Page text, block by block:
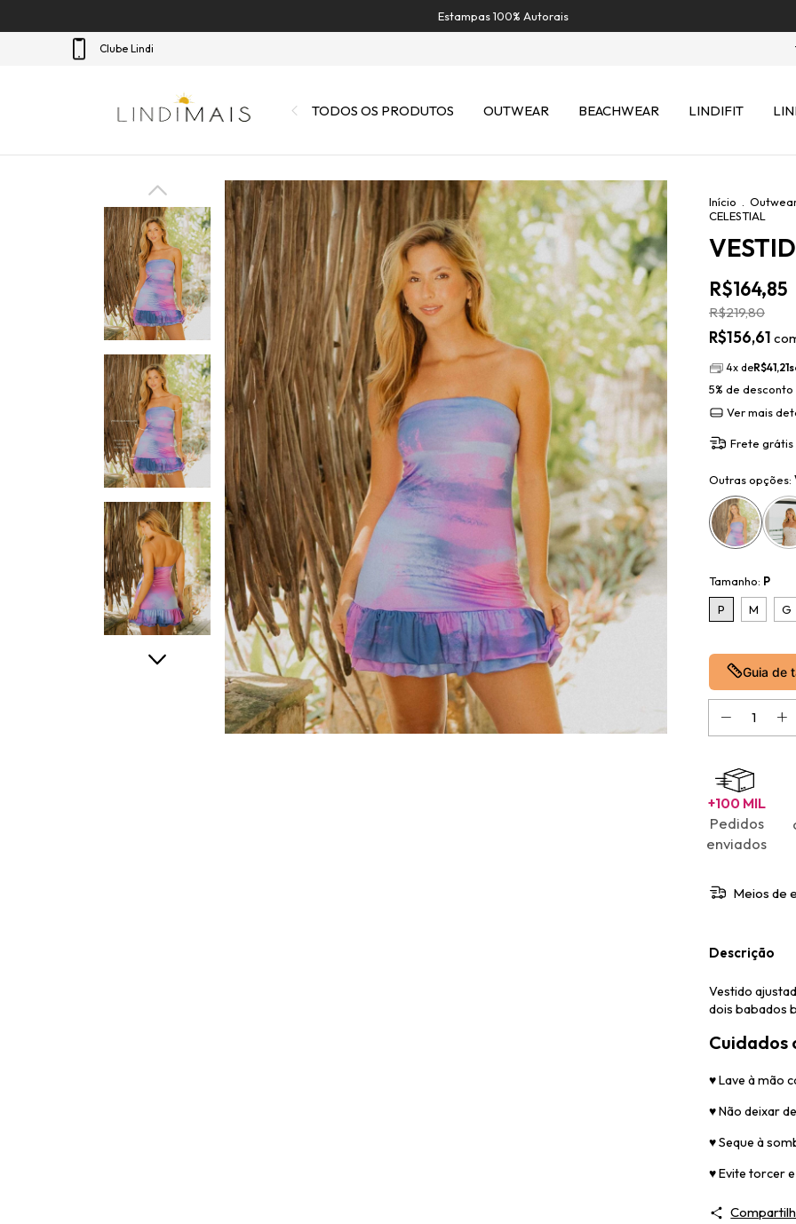
Estampas 100% Autorais
Clube Lindi
TODOS OS PRODUTOS OUTWEAR BEACHWEAR LINDIFIT
Início
CELESTIAL
R$164,85
R$219,80
R$156,61
4x deR$41,21
5% de desconto
Ver mais
Frete grátis
Outras opções:
Tamanho: P
P
M G
Guia de
+100 MIL
Pedidos
enviados
Meios de
Descrição
Vestido
dois babados
Cuidados
♥Lave à mão
♥Não deixar
♥Seque à
♥Evite torcer